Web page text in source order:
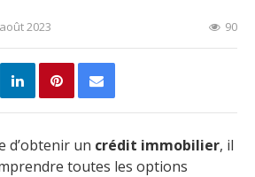
2023 90
d’obtenir un crédit immobilier, il
toutes les options